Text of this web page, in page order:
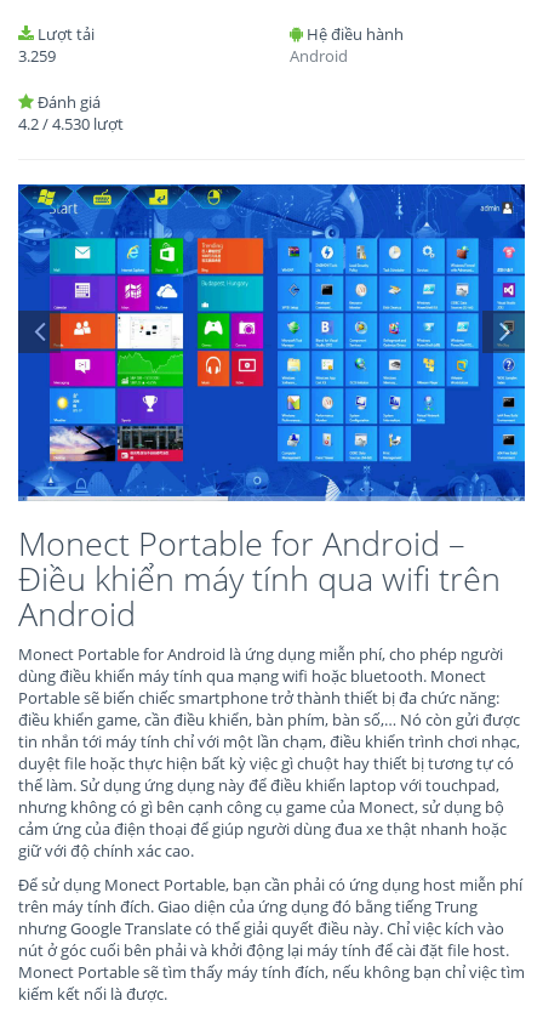
Lượt tải
3.259
Hệ điều hành
Android
Đánh giá
4.2/4.530 lượt
Monect Portable for Android –
Điều khiển máy tính qua wifi trên
Android
Monect Portable for Android là ứng dụng miễn phí, cho phép người
dùng điều khiển máy tính qua mạng wifi hoặc bluetooth. Monect
Portable sẽ biến chiếc smartphone trở thành thiết bị đa chức năng:
điều khiển game, cần điều khiển, bàn phím, bàn số,… Nó còn gửi được
tin nhắn tới máy tính chỉ với một lần chạm, điều khiển trình chơi nhạc,
duyệt file hoặc thực hiện bất kỳ việc gì chuột hay thiết bị tương tự có
thể làm. Sử dụng ứng dụng này để điều khiển laptop với touchpad,
nhưng không có gì bên cạnh công cụ game của Monect, sử dụng bộ
cảm ứng của điện thoại để giúp người dùng đua xe thật nhanh hoặc
giữ với độ chính xác cao.
Để sử dụng Monect Portable, bạn cần phải có ứng dụng host miễn phí
trên máy tính đích. Giao diện của ứng dụng đó bằng tiếng Trung
nhưng Google Translate có thể giải quyết điều này. Chỉ việc kích vào
nút ở góc cuối bên phải và khởi động lại máy tính để cài đặt file host.
Monect Portable sẽ tìm thấy máy tính đích, nếu không bạn chỉ việc tìm
kiếm kết nối là được.